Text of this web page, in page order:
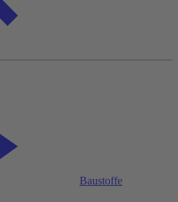
Baustoffe